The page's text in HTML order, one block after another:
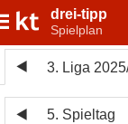
drei-tipp
Spielplan
3. Liga
5. Spieltag